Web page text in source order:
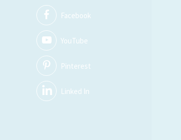
Facebook
YouTube
Pinterest
Linked In